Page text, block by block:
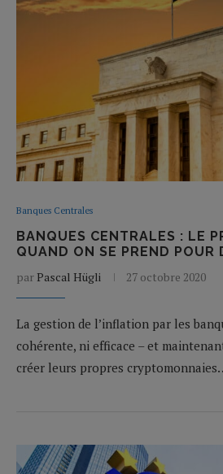
Banques Centrales
BANQUES CENTRALES : LE
QUAND ON SE PREND
par Pascal Hügli 27 octobre 2020
La gestion de l’inflation par les
cohérente, ni efficace – et
créer leurs propres